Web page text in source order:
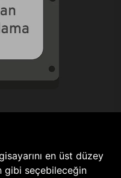
en üst düzey
gibi seçebileceğin